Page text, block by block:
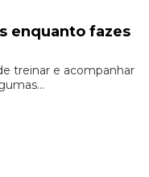
enquanto fazes
treinar e acompanhar